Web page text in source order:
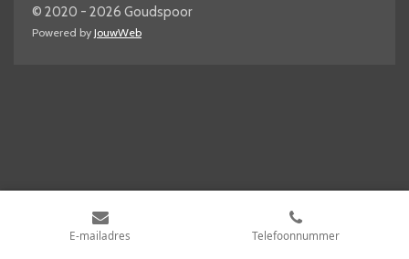
© 2020 - 2026 Goudspoor
Powered by JouwWeb
E-mailadres Telefoonnummer